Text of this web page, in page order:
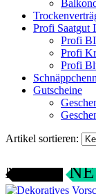
Profi Saatgut
Profi
Profi
Profi
Gutscheine
Artikel sortieren: